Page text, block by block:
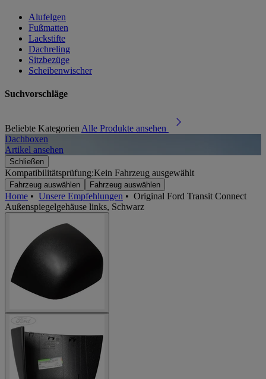
Alufelgen
Fußmatten
Lackstifte
Dachreling
Sitzbezüge
Scheibenwischer
Suchvorschläge
Beliebte Kategorien Alle Produkte ansehen
Dachboxen
Artikel ansehen
Schließen
Kompatibilitätsprüfung:Kein Fahrzeug ausgewählt
Fahrzeug auswählen Fahrzeug auswählen
Home • Unsere Empfehlungen • Original Ford Transit Connect
Außenspiegelgehäuse links, Schwarz